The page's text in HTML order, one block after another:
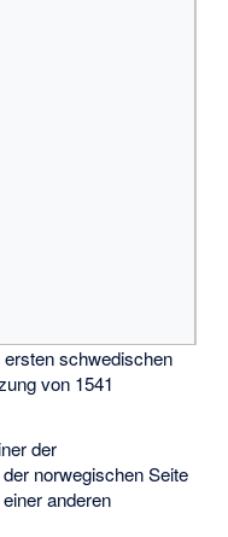
ersten schwedischen
von 1541
der
norwegischen Seite
anderen